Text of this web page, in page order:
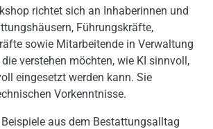
richtet sich an Inhaberinnen und
Führungskräfte,
sowie Mitarbeitende in Verwaltung
verstehen möchten, wie KI sinnvoll,
eingesetzt werden kann. Sie
Vorkenntnisse.
aus dem Bestattungsalltag